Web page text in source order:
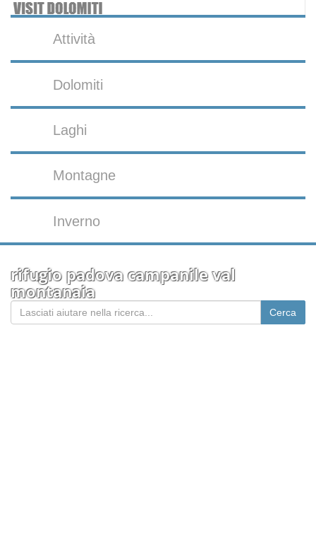
Attività
Dolomiti
Laghi
Montagne
Inverno
rifugio padova campanile val
montanaia